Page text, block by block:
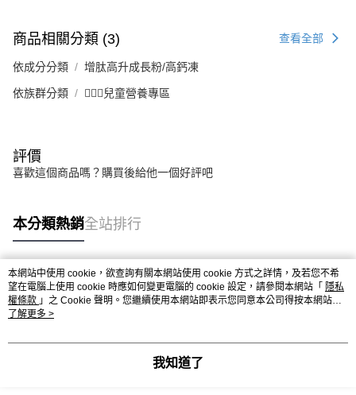
商品相關分類 (3) 查看全部
依成分分類 增肽高升成長粉/高鈣凍
依族群分類 💁🏻‍♂️兒童營養專區
評價
喜歡這個商品嗎？購買後給他一個好評吧
本分類熱銷全站排行
熱門標籤
本網站中使用 cookie，欲查詢有關本網站使用 cookie 方式之詳情，及若您不希
望在電腦上使用 cookie 時應如何變更電腦的 cookie 設定，請參閱本網站「 隱私
權條款 」之 Cookie 聲明。您繼續使用本網站即表示您同意本公司得按本網站使
用條款之 Cookie 聲明使用 cookie。
了解更多 >
我知道了